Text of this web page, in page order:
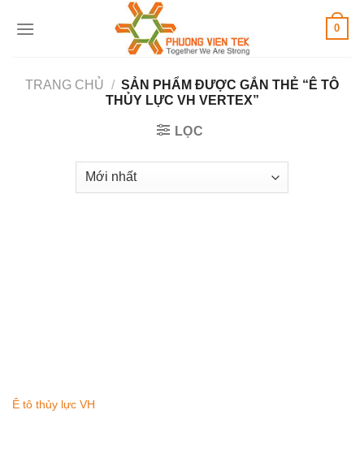
0
TRANG CHỦ / SẢN PHẨM ĐƯỢC GẮN THẺ “Ê TÔ
THỦY LỰC VH VERTEX”
LỌC
Ê tô thủy lực VH